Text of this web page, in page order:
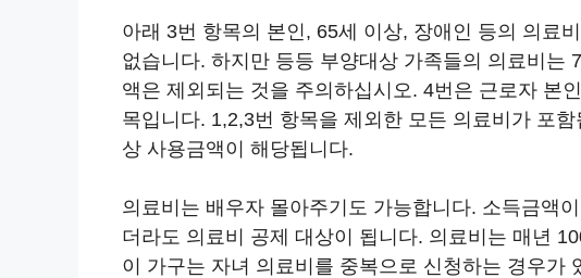
아래 3번 항목의 본인, 65세 이상, 장애인 등의 의료
없습니다. 하지만 등등 부양대상 가족들의 의료비는
액은 제외되는 것을 주의하십시오. 4번은 근로자 본
목입니다. 1,2,3번 항목을 제외한 모든 의료비가 포
상 사용금액이 해당됩니다.
의료비는 배우자 몰아주기도 가능합니다. 소득금액
더라도 의료비 공제 대상이 됩니다. 의료비는 매년
이 가구는 자녀 의료비를 중복으로 신청하는 경우가